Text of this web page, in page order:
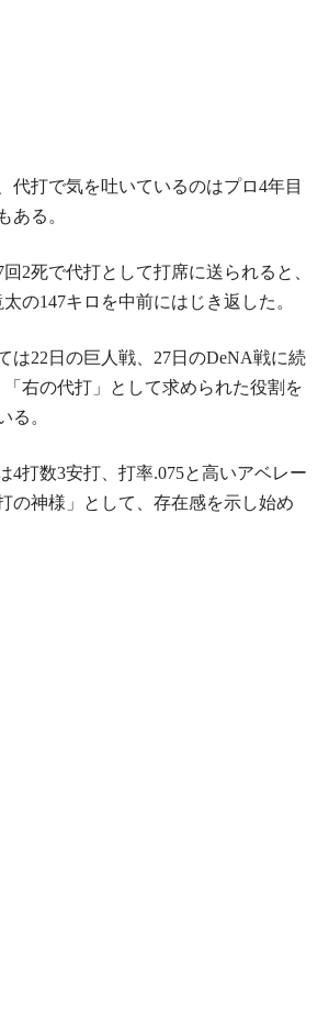
打で気を吐いているのはプロ4年目
ある。
2死で代打として打席に送られると、
の147キロを中前にはじき返した。
は22日の巨人戦、27日のDeNA戦に続
「右の代打」として求められた役割を
る。
打数3安打、打率.075と高いアベレー
の神様」として、存在感を示し始め